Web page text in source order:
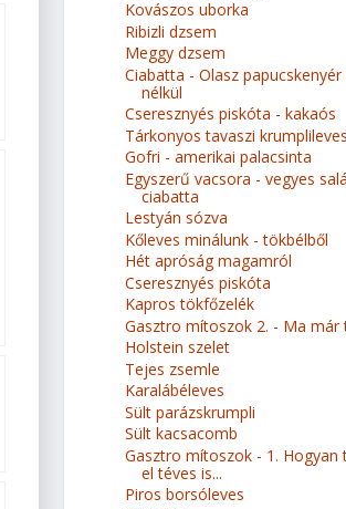
Kovászos uborka
Ribizli dzsem
Meggy dzsem
Ciabatta - Olasz
nélkül
Cseresznyés piskóta - kakaós
Tárkonyos tavaszi krumplileves
Gofri - amerikai palacsinta
Egyszerű vacsora - vegyes
ciabatta
Lestyán sózva
Kőleves minálunk - tökbélből
Hét apróság magamról
Cseresznyés piskóta
Kapros tökfőzelék
Gasztro mítoszok 2. - Ma már
Holstein szelet
Tejes zsemle
Karalábéleves
Sült parázskrumpli
Sült kacsacomb
Gasztro mítoszok - 1. Hogyan
el téves is...
Piros borsóleves